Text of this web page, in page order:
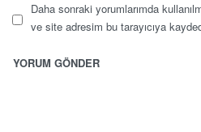
Daha sonraki yorumlarımda
ve site adresim bu tarayıcıya